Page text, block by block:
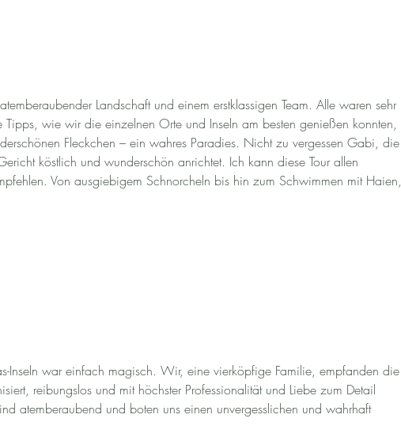
Landschaft und einem erstklassigen Team. Alle waren sehr
Tipps, wie wir die einzelnen Orte und Inseln am besten genießen konnten,
Fleckchen – ein wahres Paradies. Nicht zu vergessen Gabi, die
köstlich und wunderschön anrichtet. Ich kann diese Tour allen
Von ausgiebigem Schnorcheln bis hin zum Schwimmen mit Haien,
Inseln war einfach magisch. Wir, eine vierköpfige Familie, empfanden die
reibungslos und mit höchster Professionalität und Liebe zum Detail
atemberaubend und boten uns einen unvergesslichen und wahrhaft